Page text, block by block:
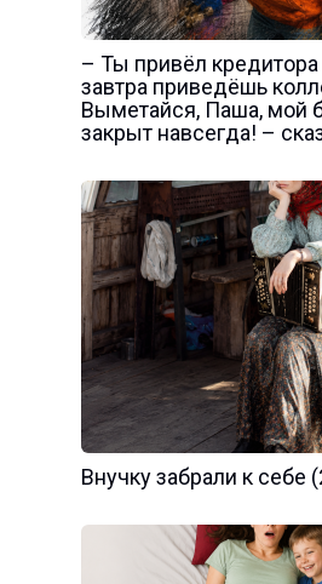
– Ты привёл кредитора
завтра приведёшь
Выметайся, Паша, мой
закрыт навсегда! –
Внучку забрали к себе